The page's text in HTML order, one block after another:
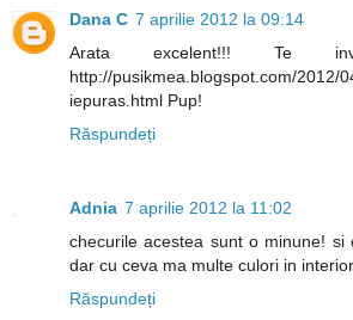
Dana C 7 aprilie 2012 la 09:14
Arata excelent!!! Te
http://pusikmea.blogspot.com/2012/
iepuras.html Pup!
Răspundeți
Adnia 7 aprilie 2012 la 11:02
checurile acestea sunt o minune! si
dar cu ceva ma multe culori in
Răspundeți